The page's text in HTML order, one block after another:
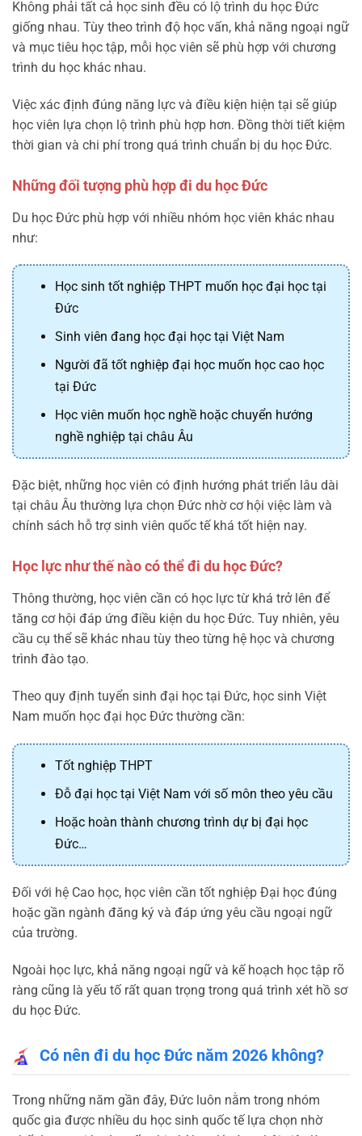
Không phải tất cả học sinh đều có lộ trình du học Đức
giống nhau. Tùy theo trình độ học vấn, khả năng ngoại ngữ
và mục tiêu học tập, mỗi học viên sẽ phù hợp với chương
trình du học khác nhau.
Việc xác định đúng năng lực và điều kiện hiện tại sẽ giúp
học viên lựa chọn lộ trình phù hợp hơn. Đồng thời tiết kiệm
thời gian và chi phí trong quá trình chuẩn bị du học Đức.
Những đối tượng phù hợp đi du học Đức
Du học Đức phù hợp với nhiều nhóm học viên khác nhau
như:
Học sinh tốt nghiệp THPT muốn học đại học tại
Đức
Sinh viên đang học đại học tại Việt Nam
Người đã tốt nghiệp đại học muốn học cao học
tại Đức
Học viên muốn học nghề hoặc chuyển hướng
nghề nghiệp tại châu Âu
Đặc biệt, những học viên có định hướng phát triển lâu dài
tại châu Âu thường lựa chọn Đức nhờ cơ hội việc làm và
chính sách hỗ trợ sinh viên quốc tế khá tốt hiện nay.
Học lực như thế nào có thể đi du học Đức?
Thông thường, học viên cần có học lực từ khá trở lên để
tăng cơ hội đáp ứng điều kiện du học Đức. Tuy nhiên, yêu
cầu cụ thể sẽ khác nhau tùy theo từng hệ học và chương
trình đào tạo.
Theo quy định tuyển sinh đại học tại Đức, học sinh Việt
Nam muốn học đại học Đức thường cần:
Tốt nghiệp THPT
Đỗ đại học tại Việt Nam với số môn theo yêu cầu
Hoặc hoàn thành chương trình dự bị đại học
Đức…
Đối với hệ Cao học, học viên cần tốt nghiệp Đại học đúng
hoặc gần ngành đăng ký và đáp ứng yêu cầu ngoại ngữ
của trường.
Ngoài học lực, khả năng ngoại ngữ và kế hoạch học tập rõ
ràng cũng là yếu tố rất quan trọng trong quá trình xét hồ sơ
du học Đức.
Có nên đi du học Đức năm 2026 không?
Trong những năm gần đây, Đức luôn nằm trong nhóm
quốc gia được nhiều du học sinh quốc tế lựa chọn nhờ